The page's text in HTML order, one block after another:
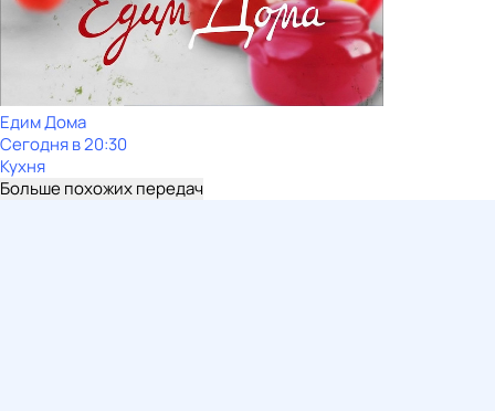
Едим Дома
Сегодня в 20:30
Кухня
Больше похожих передач